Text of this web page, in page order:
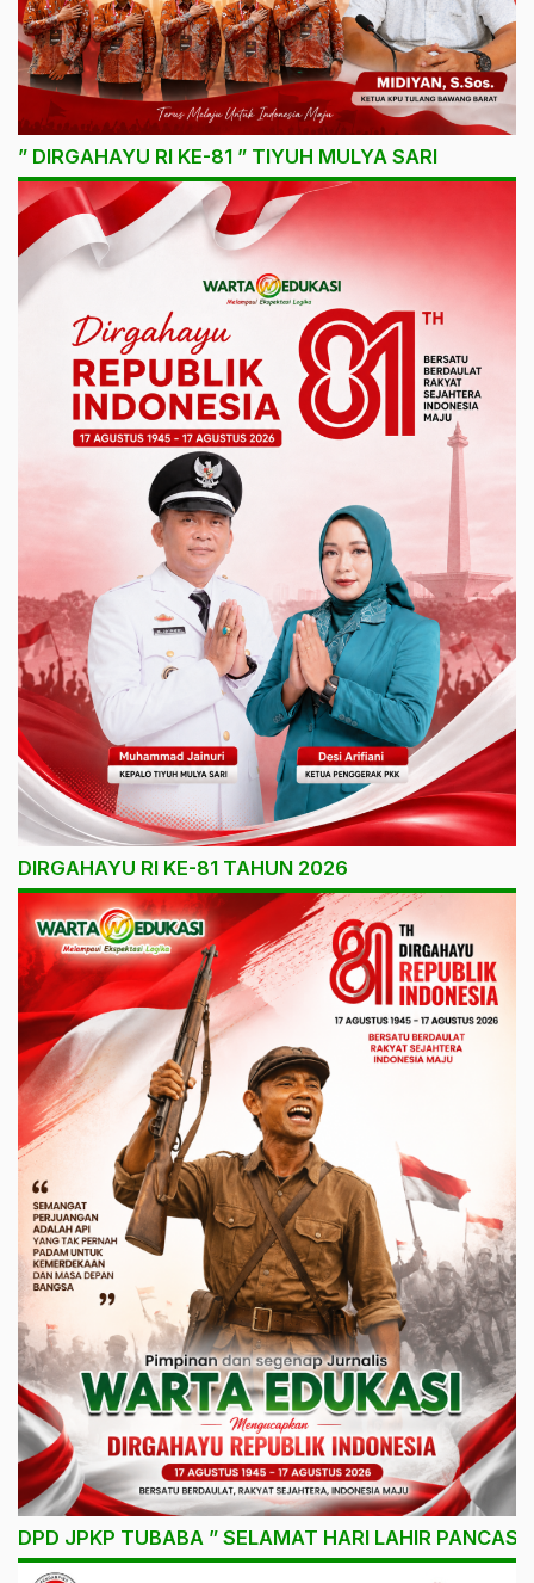
” DIRGAHAYU RI KE-81 ” TIYUH MULYA SARI
DIRGAHAYU RI KE-81 TAHUN 2026
DPD JPKP TUBABA ” SELAMAT HARI LAHIR